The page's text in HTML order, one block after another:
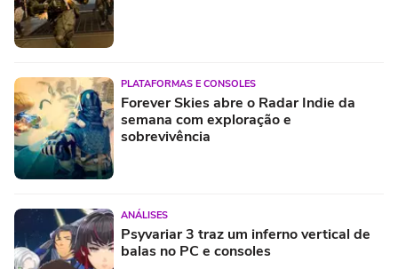
PLATAFORMAS E CONSOLES
Forever Skies abre o Radar Indie da
semana com exploração e
sobrevivência
ANÁLISES
Psyvariar 3 traz um inferno vertical de
balas no PC e consoles